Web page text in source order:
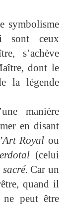
symbolisme
sont ceux
s’achève
dont le
la légende
manière
en disant
Royal ou
(celui
. Car un
quand il
peut être